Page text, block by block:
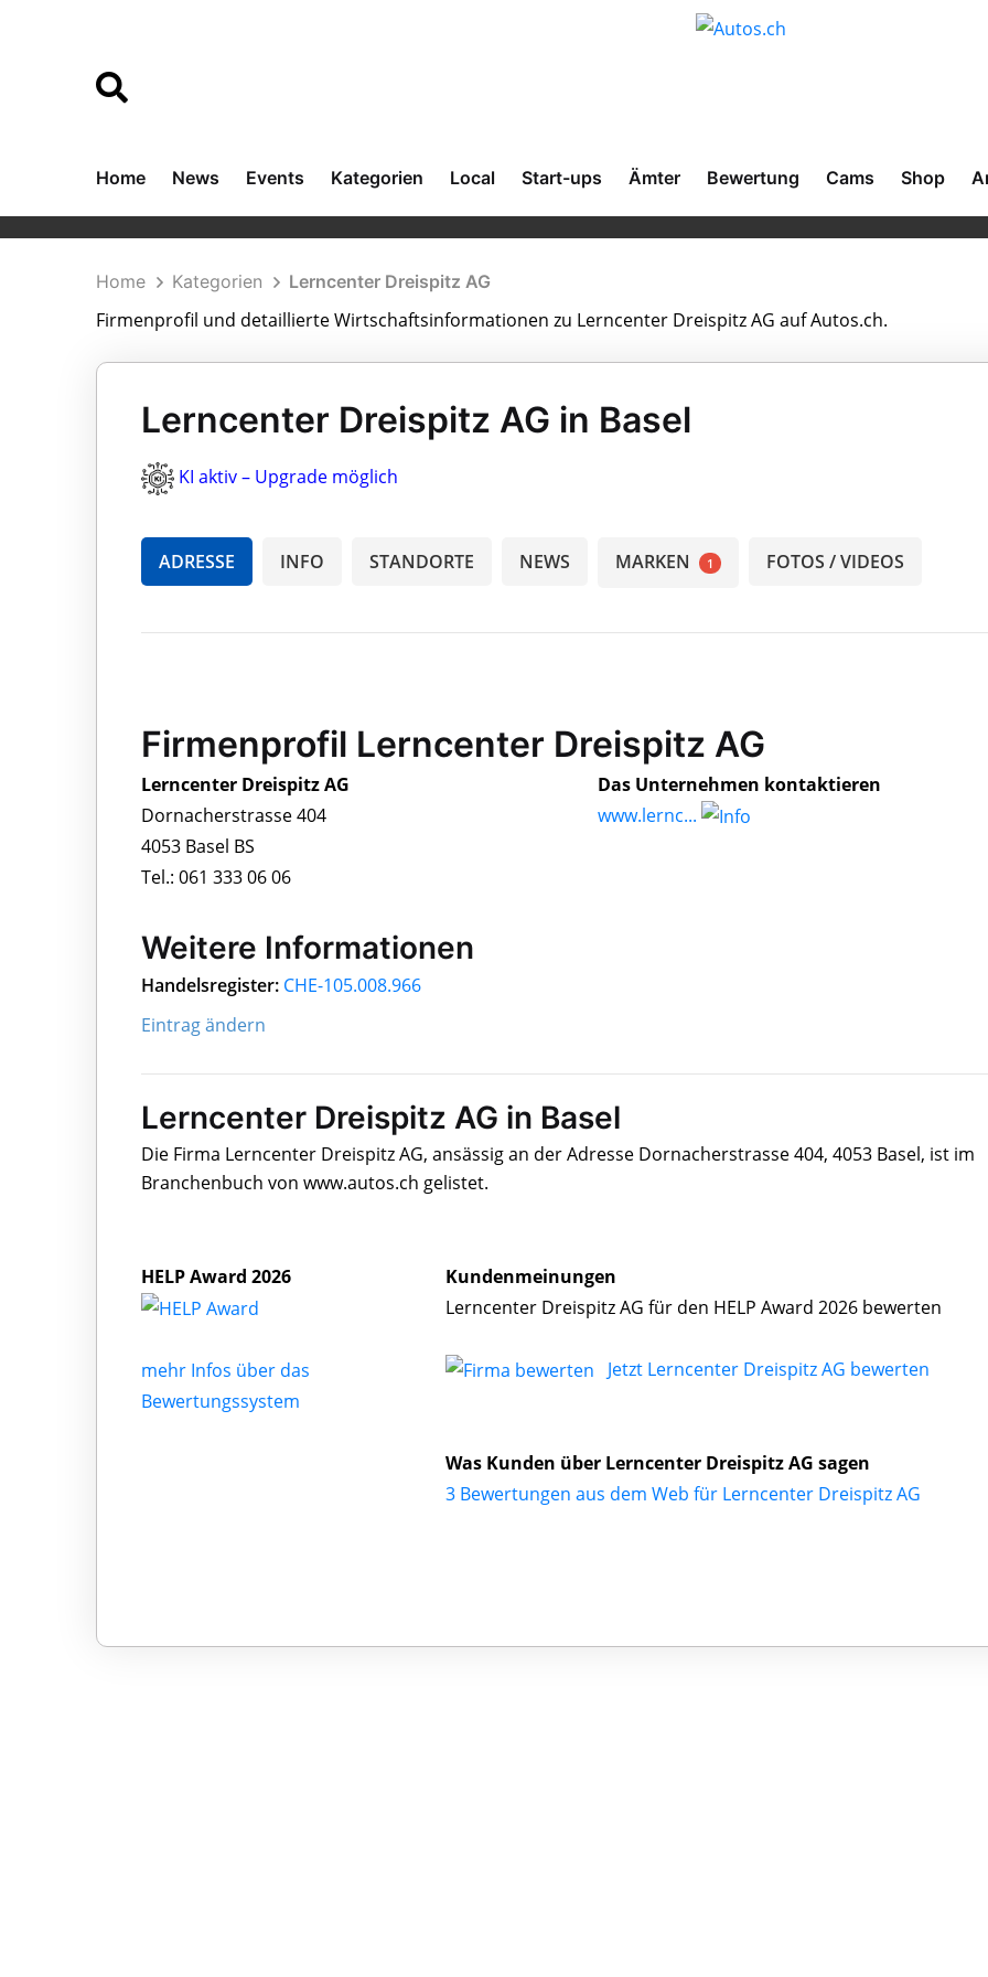
Home News Events Kategorien Local Start-ups Ämter Bewertung Cams Shop
Home Kategorien Lerncenter Dreispitz AG
Firmenprofil und detaillierte Wirtschaftsinformationen zu Lerncenter Dreispitz AG auf Autos.ch.
Lerncenter Dreispitz AG in Basel
KI aktiv – Upgrade möglich
ADRESSE INFO STANDORTE NEWS MARKEN 1 FOTOS / VIDEOS
Firmenprofil Lerncenter Dreispitz AG
Lerncenter Dreispitz AG
Dornacherstrasse 404
4053 Basel BS
Tel.: 061 333 06 06
Das Unternehmen kontaktieren
www.lernc...
Weitere Informationen
Handelsregister: CHE-105.008.966
Eintrag ändern
Lerncenter Dreispitz AG in Basel
Die Firma Lerncenter Dreispitz AG, ansässig an der Adresse Dornacherstrasse 404, 4053 Basel, ist im
Branchenbuch von www.autos.ch gelistet.
HELP Award 2026
mehr Infos über das
Bewertungssystem
Kundenmeinungen
Lerncenter Dreispitz AG für den HELP Award 2026 bewerten
Jetzt Lerncenter Dreispitz AG bewerten
Was Kunden über Lerncenter Dreispitz AG sagen
3 Bewertungen aus dem Web für Lerncenter Dreispitz AG